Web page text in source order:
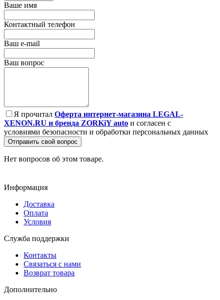
Ваше имя
Контактный телефон
Ваш e-mail
Ваш вопрос
Я прочитал Оферта интернет-магазина LEGAL-
XENON.RU и бренда ZORKiY auto и согласен с
условиями безопасности и обработки персональных данных
Отправить свой вопрос
Нет вопросов об этом товаре.
Информация
Доставка
Оплата
Условия
Служба поддержки
Контакты
Связаться с нами
Возврат товара
Дополнительно